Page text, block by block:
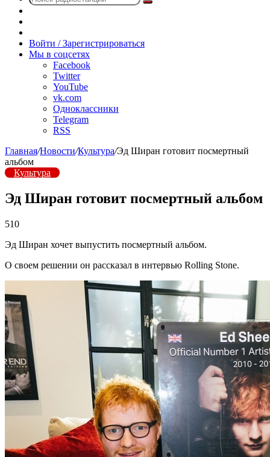
Поиск
радио
Войти / Зарегистрироваться
Мы в соцсетях
Facebook
Twitter
YouTube
vk.com
Одноклассники
Telegram
RSS
Главная/Новости/Культура/Эд Ширан готовит посмертный
альбом
Культура
Эд Ширан готовит посмертный альбом
510
Эд Ширан хочет выпустить посмертный альбом.
О своем решении он рассказал в интервью Rolling Stone.